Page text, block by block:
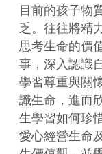
目前的孩子物
乏。往往將精
思考生命的價
事，深入認識
學習尊重與關
識生命，進而
生學習如何珍
愛心經營生命